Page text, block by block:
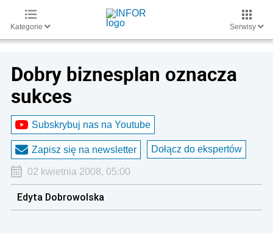
Kategorie Serwisy
Dobry biznesplan oznacza
sukces
Subskrybuj nas na Youtube
Zapisz się na newsletter Dołącz do ekspertów
02 kwietnia 2008, 05:00
Edyta Dobrowolska